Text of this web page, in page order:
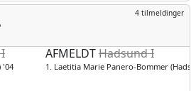
4 tilmeldinger
'04
AFMELDTHadsund I
1. Laetitia Marie Panero-Bommer